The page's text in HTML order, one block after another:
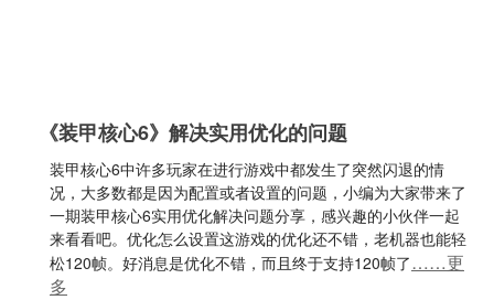
《装甲核心6》解决实用优化的问题
装甲核心6中许多玩家在进行游戏中都发生了突然闪退的情
况，大多数都是因为配置或者设置的问题，小编为大家带来了
一期装甲核心6实用优化解决问题分享，感兴趣的小伙伴一起
来看看吧。优化怎么设置这游戏的优化还不错，老机器也能轻
松120帧。好消息是优化不错，而且终于支持120帧了……更
多